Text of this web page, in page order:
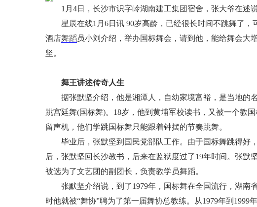
1月4日，长沙市识字岭湖南建工集团宿舍，张大爷在述说
星辰在线1月6日讯 90岁高龄，已经很长时间不跳舞了，
酒店舞蹈员小刘介绍，举办国标舞会，请到他，能给舞会大
坚。
舞王讲述传奇人生
据张默坚介绍，他是湘潭人，自幼家境富裕，是当地的
跳宫廷舞(国标舞)。18岁，他到黄埔军校读书，又被一个教
留声机，他们学跳国标舞只能跟着钟摆的节奏跳舞。
毕业后，张默坚到国民党部队工作。由于国标舞跳得好
后，张默坚回长沙教书，后来在监狱度过了19年时间。张默
被选为了文艺团的副团长，负责教学员舞蹈。
张默坚介绍说，到了1979年，国标舞在全国流行，湖南
时他就被“舞协”聘为了第一届舞协总教练。从1979年到